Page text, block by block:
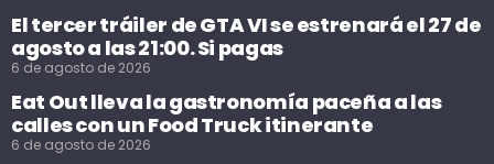
El tercer tráiler de GTA VI se estrenará el 27 de
agosto a las 21:00. Si pagas
6 de agosto de 2026
Eat Out lleva la gastronomía paceña a las
calles con un Food Truck itinerante
6 de agosto de 2026